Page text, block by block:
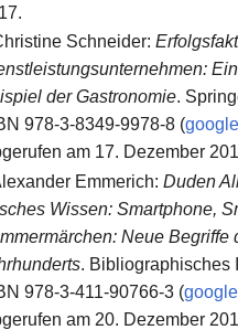
.
Schneider:
der Gastronomie.
978-3-8349-9978-8 (
am 17. Dezember
Emmerich:Duden
Wissen: Smartphone,
Neue Begriffe
. Bibliographisches
978-3-411-90766-3 (
am 20. Dezember